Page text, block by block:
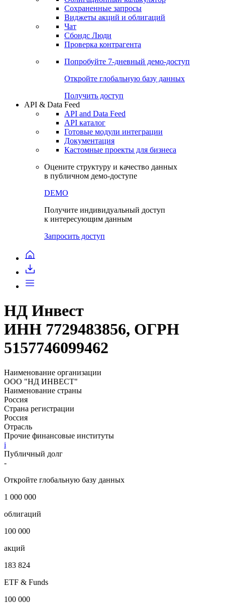
Сохраненные запросы
Виджеты акций и облигаций
Чат
Сбондс Люди
Проверка контрагента
Попробуйте 7-дневный демо-доступ
Откройте глобальную базу данных
Получить доступ
API & Data Feed
API and Data Feed
API каталог
Готовые модули интеграции
Документация
Кастомные проекты для бизнеса
Оцените структуру и качество данных
в публичном демо-доступе
DEMO
Получите индивидуальный доступ
к интересующим данным
Запросить доступ
НД Инвест
ИНН 7729483856, ОГРН
5157746099462
Наименование организации
ООО "НД ИНВЕСТ"
Наименование страны
Россия
Страна регистрации
Россия
Отрасль
Прочие финансовые институты
i
Публичный долг
-
Откройте глобальную базу данных
1 000 000
облигаций
100 000
акций
183 824
ETF & Funds
100 000